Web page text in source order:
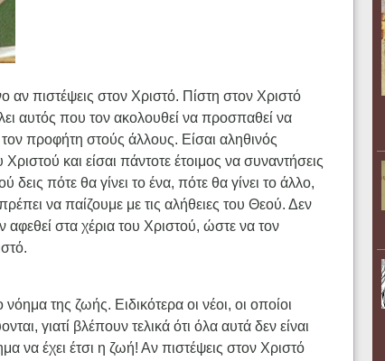
αν πιστέψεις στον Χριστό. Πίστη στον Χριστό
αυτός που τον ακολουθεί να προσπαθεί να
τον προφήτη στούς άλλους. Είσαι αληθινός
και είσαι πάντοτε έτοιμος να συναντήσεις
πότε θα γίνει το ένα, πότε θα γίνει το άλλο,
να παίζουμε με τις αλήθειες του Θεού. Δεν
αφεθεί στα χέρια του Χριστού, ώστε να τον
της ζωής. Ειδικότερα οι νέοι, οι οποίοι
γιατί βλέπουν τελικά ότι όλα αυτά δεν είναι
να έχει έτσι η ζωή! Αν πιστέψεις στον Χριστό